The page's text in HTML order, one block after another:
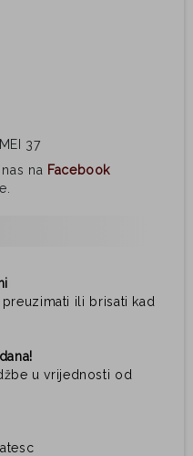
37
na Facebook
ili brisati kad
u vrijednosti od